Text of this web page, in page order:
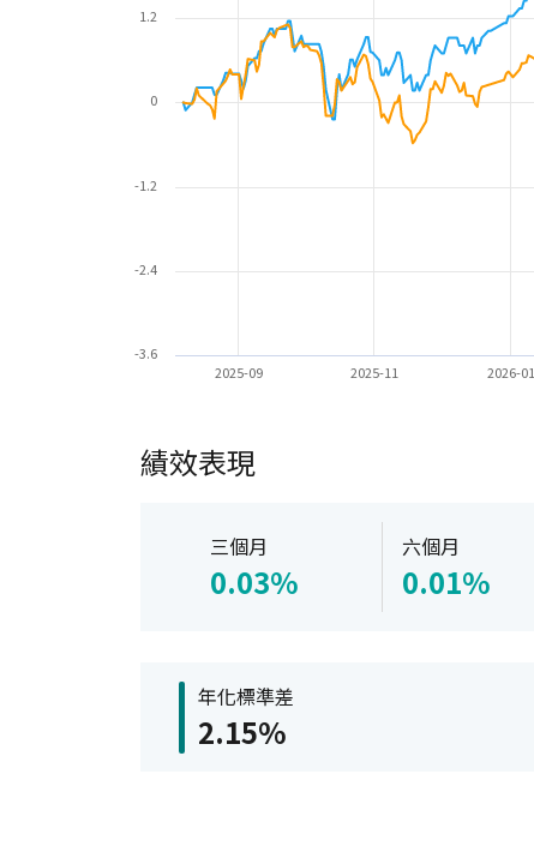
2025-09 2025-11 2026-01
-3.6
-2.4
-1.2
0
1.2
績效表現
三個月
0.03%
六個月
0.01%
年化標準差
2.15%